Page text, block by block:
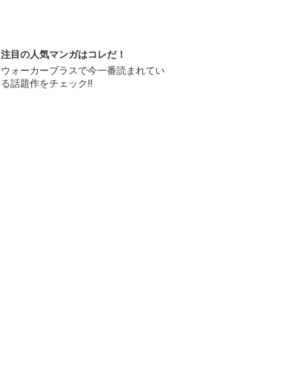
注目の人気マンガはコレだ！
ウォーカープラスで今一番読まれてい
る話題作をチェック!!